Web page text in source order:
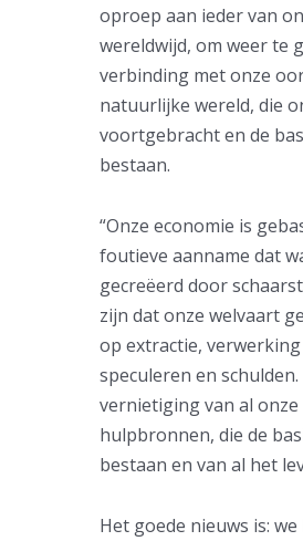
oproep aan ieder van
wereldwijd, om weer te
verbinding met onze
natuurlijke wereld, die
voortgebracht en de
bestaan.
“Onze economie is
foutieve aanname dat
gecreëerd door
zijn dat onze welvaart
op extractie,
speculeren en
vernietiging van al
hulpbronnen, die de
bestaan en van al het
Het goede nieuws is: